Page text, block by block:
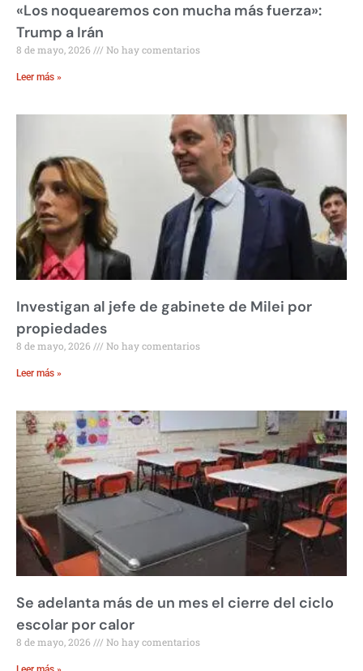
«Los noquearemos con mucha más fuerza»:
Trump a Irán
8 de mayo, 2026 No hay comentarios
Leer más »
Investigan al jefe de gabinete de Milei por
propiedades
8 de mayo, 2026 No hay comentarios
Leer más »
Se adelanta más de un mes el cierre del ciclo
escolar por calor
8 de mayo, 2026 No hay comentarios